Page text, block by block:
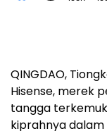
QINGDAO,
Hisense, merek
tangga
kiprahnya dalam